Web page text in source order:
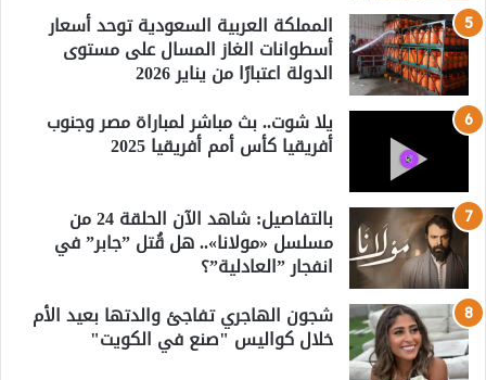
المملكة العربية السعودية توحد أسعار
أسطوانات الغاز المسال على مستوى
الدولة اعتبارًا من يناير 2026
يلا شوت.. بث مباشر لمباراة مصر وجنوب
أفريقيا كأس أمم أفريقيا 2025
بالتفاصيل: شاهد الآن الحلقة 24 من
مسلسل «مولانا».. هل قُتل ”جابر” في
انفجار ”العادلية”؟
شجون الهاجري تفاجئ والدتها بعيد الأم
خلال كواليس "صنع في الكويت"